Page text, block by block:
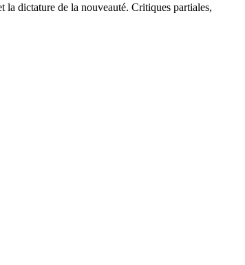
la dictature de la nouveauté. Critiques partiales,